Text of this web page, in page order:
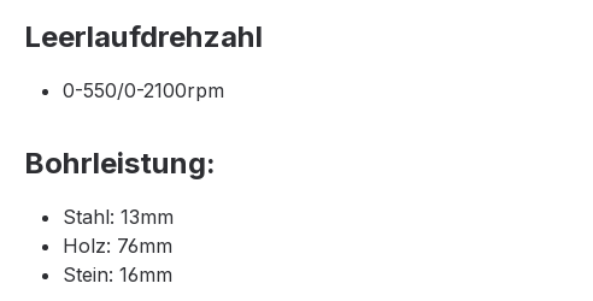
Leerlaufdrehzahl
0-550/​0-2100rpm
Bohrleistung:
Stahl: 13mm
Holz: 76mm
Stein: 16mm